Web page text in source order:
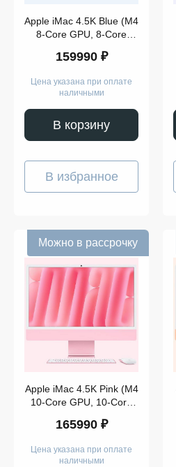
Apple iMac 4.5K Blue (M4
8-Core GPU, 8-Core
(2024)
159990 ₽
Цена указана при оплате
наличными
В корзину
В избранное
Можно в рассрочку
Apple iMac 4.5K Pink (M4
10-Core GPU, 10-Core
(2024)
165990 ₽
Цена указана при оплате
наличными